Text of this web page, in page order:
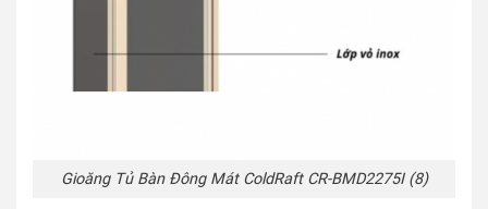
Gioăng Tủ Bàn Đông Mát ColdRaft CR-BMD2275I (8)